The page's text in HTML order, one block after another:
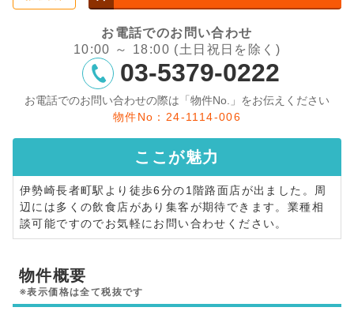
お電話でのお問い合わせ
10:00 ～ 18:00 (土日祝日を除く)
03-5379-0222
お電話でのお問い合わせの際は「物件No.」をお伝えください
物件No：24-1114-006
ここが魅力
伊勢崎長者町駅より徒歩6分の1階路面店が出ました。周
辺には多くの飲食店があり集客が期待できます。業種相
談可能ですのでお気軽にお問い合わせください。
物件概要
※表示価格は全て税抜です